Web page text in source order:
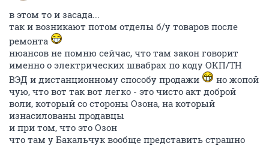
в этом то и засада...
так и возникают потом отделы б/у товаров после
ремонта
нюансов не помню сейчас, что там закон говорит
именно о электрических швабрах по коду ОКП/ТН
ВЭД и дистанционному способу продажи
но жопой
чую, что вот так вот легко - это чисто акт доброй
воли, который со стороны Озона, на который
изнасилованы продавцы
и при том, что это Озон
что там у Бакальчук вообще представить страшно